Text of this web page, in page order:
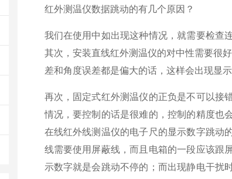
红外测温仪数据跳动的有几个原因？
我们在使用中如出现这种情况，就需要检查
其次，安装直线红外测温仪的对中性需要很
差和角度误差都是偏大的话，这样会出现显
再次，固定式红外测温仪的正负是不可以接
情况，要控制的话是很难的，控制的精度也
在线红外线测温仪的电子尺的显示数字跳动
线需要使用屏蔽线，而且电箱的一段应该跟
示数字就是会跳动不停的；而出现静电干扰